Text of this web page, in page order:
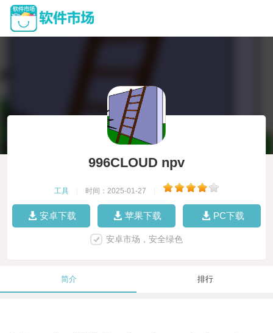
996CLOUD npv
工具 时间：2025-01-27
安卓下载 苹果下载 PC下载
安卓市场，安全绿色
简介 排行